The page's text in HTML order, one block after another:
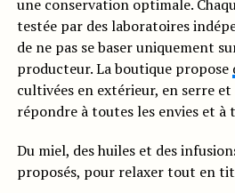
une conservation optimale.
testée par des laboratoires
de ne pas se baser uniquement
producteur. La boutique propose
cultivées en extérieur, en serre
répondre à toutes les envies et à
Du miel, des huiles et des
proposés, pour relaxer tout en